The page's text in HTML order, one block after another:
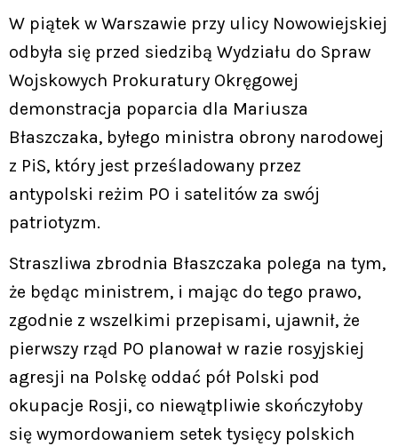
W piątek w Warszawie przy ulicy Nowowiejskiej
odbyła się przed siedzibą Wydziału do Spraw
Wojskowych Prokuratury Okręgowej
demonstracja poparcia dla Mariusza
Błaszczaka, byłego ministra obrony narodowej
z PiS, który jest prześladowany przez
antypolski reżim PO i satelitów za swój
patriotyzm.
Straszliwa zbrodnia Błaszczaka polega na tym,
że będąc ministrem, i mając do tego prawo,
zgodnie z wszelkimi przepisami, ujawnił, że
pierwszy rząd PO planował w razie rosyjskiej
agresji na Polskę oddać pół Polski pod
okupacje Rosji, co niewątpliwie skończyłoby
się wymordowaniem setek tysięcy polskich